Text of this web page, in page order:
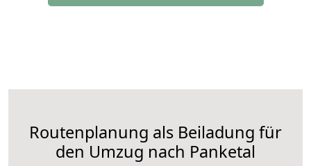
Routenplanung als Beiladung für
den Umzug nach Panketal